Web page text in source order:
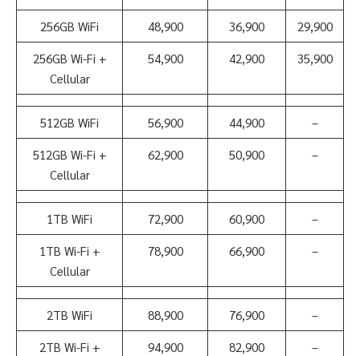
256GB WiFi 48,900 36,900 29,900
256GB Wi-Fi +
Cellular
54,900 42,900 35,900
512GB WiFi 56,900 44,900 –
512GB Wi-Fi +
Cellular
62,900 50,900 –
1TB WiFi 72,900 60,900 –
1TB Wi-Fi +
Cellular
78,900 66,900 –
2TB WiFi 88,900 76,900 –
2TB Wi-Fi +
94,900 82,900 –